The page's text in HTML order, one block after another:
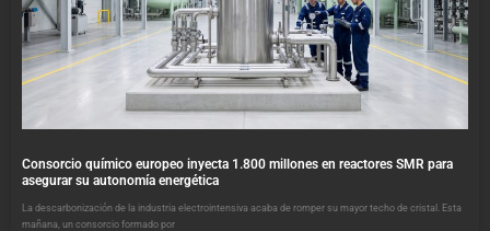
Consorcio químico europeo inyecta 1.800 millones en reactores SMR para
asegurar su autonomía energética
La descarbonización de la industria electrointensiva acaba de romper su mayor techo de cristal. Esta
mañana, un consorcio formado por